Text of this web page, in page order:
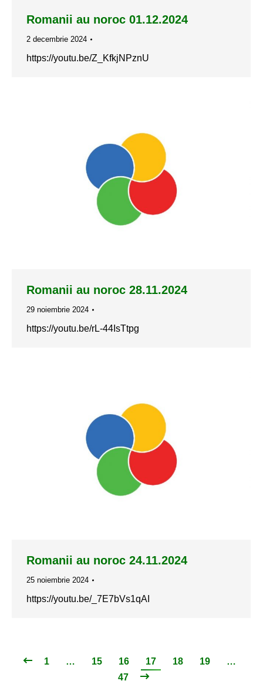
Romanii au noroc 01.12.2024
2 decembrie 2024
https://youtu.be/Z_KfkjNPznU
Romanii au noroc 28.11.2024
29 noiembrie 2024
https://youtu.be/rL-44IsTtpg
Romanii au noroc 24.11.2024
25 noiembrie 2024
https://youtu.be/_7E7bVs1qAI
1 … 15 16 17 18 19
…
47